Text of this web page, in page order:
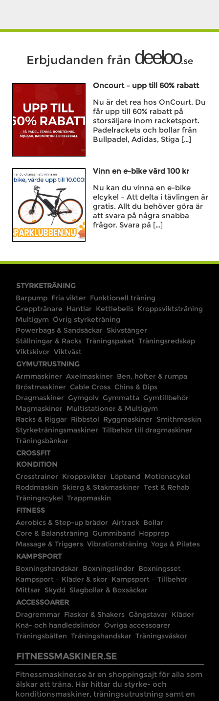
Erbjudanden från deeloo.se
Oncourt – upp till 60% rabatt
Nu är det rea hos OnCourt. Du
får upp till 60% rabatt på
storsäljare inom racketsport.
Padelrackets och bollar från
Bullpadel, Adidas, Stiga […]
Vinn en e-bike värd 100 kr
Nu kan du vinna en e-bike
elcykel – Att delta i tävlingen är
gratis. Allt du behöver göra är
att svara på några snabba
frågor. Svara på […]
STYRKETRÄNING
Barpump Fria vikter Funktionell träning
Grepptränare Hantlar Kettlebells Kroppsviktsträning
Multigym Övrig styrketräning
Powerbags & Sandsäckar Skivstänger
Ställningar & Racks Träningspaket Träningsredskap
Viktskivor Viktväst
GYMUTRUSTNING
Armmaskiner Axelmaskiner Ben, höfter & rumpa
Bröstmaskiner Cable Cross Chins & Dips
Dragmaskiner Gymgolv Gymmatta Gymtillbehör
Magmaskiner Multistationer & Multigym
Racks & Riggar Ribbstol Ryggmaskiner Smithmaskin
Styrketräningsmaskiner Tillbehör till dragmaskiner
Träningsbänkar
CROSSFIT
KONDITION
Crosstrainer Kroppsvikter Löpband Motionscykel
Roddmaskin Skierg & Stakmaskiner Test & Rehab
Träningscykel Trappmaskin
FITNESS
Aerobics & Step-up brädor Airtrack Bollar
Core & Balansträning Gummiband Hopprep
Massage & Triggers Vibrationsträning Yoga & Pilates
KAMPSPORT
Boxningshandskar Boxningslindor Boxningsset
Kampsport – Kläder & skor Kampsport – Tillbehör
Mittsar Skydd Slagbollar & Boxsäckar
ACCESSOARER
Dragremmar Flaskor & Shakers Gångstavar Kläder
Knä- och handledslindor Övriga accessoarer
Träningsbälten Träningshandskar Träningsväskor
FITNESSMASKINER.SE
Fitnessmaskiner.se är en shoppingsajt för alla som
älskar att träna. Här hittar du styrke- och
konditionsmaskiner, träningsutrustning samt en